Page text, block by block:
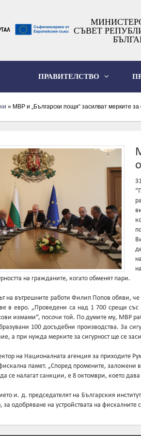
СЪВЕТ
ПРАВИТЕЛСТВО
» МВР и „Български пощи“ засилват мерките
на гражданите, когато обменят пари.
на вътрешните работи Филип Попов обяви,
в евро. „Проведени са над 1 700 срещи
измами“, посочи той. По думите му, МВР
100 досъдебни производства. За
а при нужда мерките за сигурност ще се
на Националната агенция за приходите
памет. „Според промените, заложени
се налагат санкции, е 8 октомври, което
и. д. председателят на Българския
за одобряване на устройствата на